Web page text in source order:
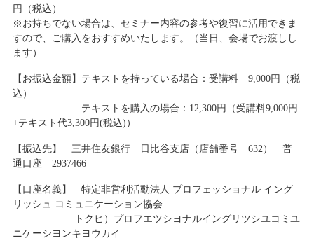
円（税込）
※お持ちでない場合は、セミナー内容の参考や復習に活用できま
すので、ご購入をおすすめいたします。（当日、会場でお渡しし
ます）
【お振込金額】テキストを持っている場合：受講料 9,000円（税
込）
テキストを購入の場合：12,300円（受講料9,000円
+テキスト代3,300円(税込)）
【振込先】 三井住友銀行 日比谷支店（店舗番号 632） 普
通口座 2937466
【口座名義】 特定非営利活動法人 プロフェッショナル イング
リッシュ コミュニケーション協会
トクヒ）プロフエツシヨナルイングリツシユコミユ
ニケーシヨンキヨウカイ